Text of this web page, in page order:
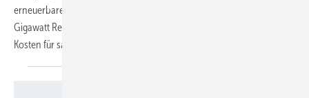
erneuerbaren Energien weltweit festgestellt, dass 2016 zusätzlich 161
Gigawatt Regenerativleistung ans Netz gingen. Gleichzeitig sinken die
Kosten für saubere